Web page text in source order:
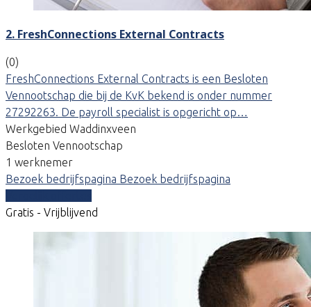
2. FreshConnections External Contracts
(0)
FreshConnections External Contracts is een Besloten
Vennootschap die bij de KvK bekend is onder nummer
27292263. De payroll specialist is opgericht op…
Werkgebied Waddinxveen
Besloten Vennootschap
1 werknemer
Bezoek bedrijfspagina Bezoek bedrijfspagina
Gratis - Vrijblijvend